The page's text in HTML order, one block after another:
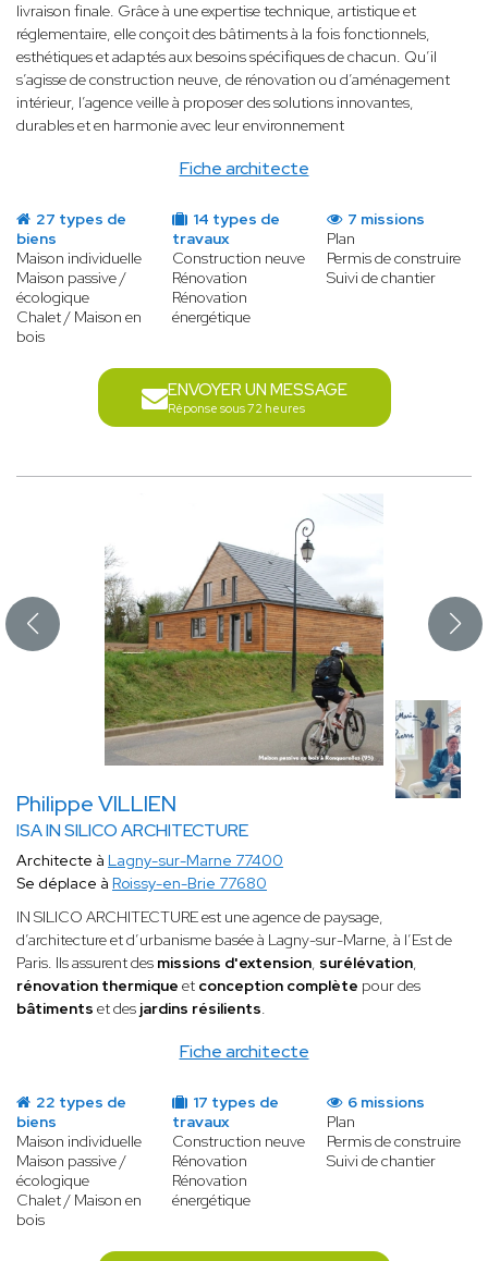
Fiche architecte
livraison finale. Grâce à une expertise technique, artistique et
réglementaire, elle conçoit des bâtiments à la fois fonctionnels,
esthétiques et adaptés aux besoins spécifiques de chacun. Qu’il
s’agisse de construction neuve, de rénovation ou d’aménagement
intérieur, l’agence veille à proposer des solutions innovantes,
durables et en harmonie avec leur environnement
27 types de
biens
Maison individuelle
Maison passive /
écologique
Chalet / Maison en
bois
14 types de
travaux
Construction neuve
Rénovation
Rénovation
énergétique
7 missions
Plan
Permis de construire
Suivi de chantier
ENVOYER UN MESSAGE
Réponse sous 72 heures
Philippe VILLIEN
ISA IN SILICO ARCHITECTURE
Fiche architecte
Architecte à Lagny-sur-Marne 77400
Se déplace à Roissy-en-Brie 77680
IN SILICO ARCHITECTURE est une agence de paysage,
d’architecture et d’urbanisme basée à Lagny-sur-Marne, à l’Est de
Paris. Ils assurent des missions d'extension, surélévation,
rénovation thermique et conception complète pour des
bâtiments et des jardins résilients.
22 types de
biens
Maison individuelle
Maison passive /
écologique
Chalet / Maison en
bois
17 types de
travaux
Construction neuve
Rénovation
Rénovation
énergétique
6 missions
Plan
Permis de construire
Suivi de chantier